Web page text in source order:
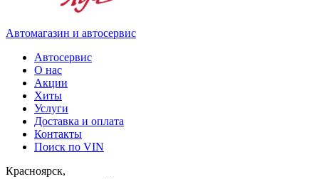
Автомагазин и автосервис
Автосервис
О нас
Акции
Хиты
Услуги
Доставка и оплата
Контакты
Поиск по VIN
Красноярск,